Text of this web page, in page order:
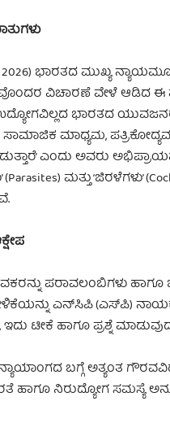
2026) ಭಾರತದ ಮುಖ್ಯ
ವಿಚಾರಣೆ ವೇಳೆ ಆಡಿದ ಈ
ಭಾರತದ ಯುವಜನರು
ಸಾಮಾಜಿಕ ಮಾಧ್ಯಮ,
ಎಂದು ಅವರು
ಮತ್ತು ‘ಜಿರಳೆಗಳು’
ಪರಾವಲಂಬಿಗಳು
ಎನ್‌ಸಿಪಿ (ಎಸ್‌ಪಿ)
ಇದು ಟೀಕೆ ಹಾಗೂ ಪ್ರಶ್ನೆ
ಬಗ್ಗೆ ಅತ್ಯಂತ
ಹಾಗೂ ನಿರುದ್ಯೋಗ ಸಮಸ್ಯೆ